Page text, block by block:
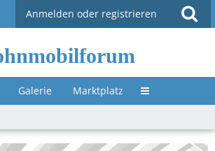
Anmelden oder registrieren
Galerie Marktplatz Untermenü »